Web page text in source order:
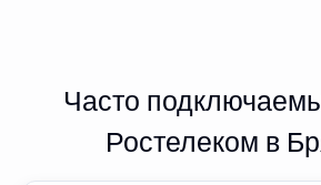
Часто
Ростелеком в